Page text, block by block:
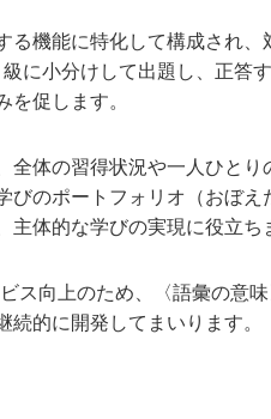
機能に特化して構成され
に小分けして出題し、正答
促します。
全体の習得状況や一人ひと
びのポートフォリオ（おぼ
体的な学びの実現に役立ち
ス向上のため、〈語彙の意
的に開発してまいります。